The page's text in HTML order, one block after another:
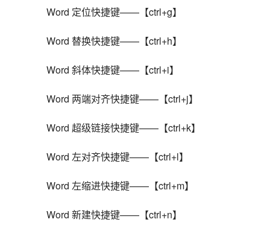
Word 定位快捷键——【ctrl+g】
Word 替换快捷键——【ctrl+h】
Word 斜体快捷键——【ctrl+i】
Word 两端对齐快捷键——【ctrl+j】
Word 超级链接快捷键——【ctrl+k】
Word 左对齐快捷键——【ctrl+l】
Word 左缩进快捷键——【ctrl+m】
Word 新建快捷键——【ctrl+n】